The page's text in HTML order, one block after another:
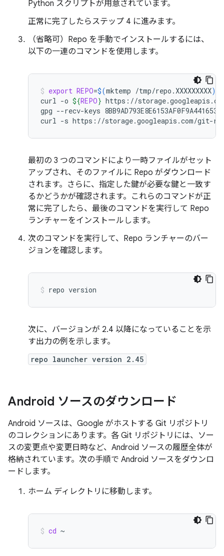
Python スクリプトが用意されています。
正常に完了したらステップ 4 に進みます。
（省略可）Repo を手動でインストールするには、
以下の一連のコマンドを使用します。
export REPO=$(mktemp /tmp/repo.XXXXXXXXX)
curl -o ${REPO} https://
gpg --recv-keys
curl -s https://storage.googleapis.com/git-
最初の 3 つのコマンドにより一時ファイルがセット
アップされ、そのファイルに Repo がダウンロード
されます。さらに、指定した鍵が必要な鍵と一致す
るかどうかが確認されます。これらのコマンドが正
常に完了したら、最後のコマンドを実行して Repo
ランチャーをインストールします。
次のコマンドを実行して、Repo ランチャーのバー
ジョンを確認します。
repo version
次に、バージョンが 2.4 以降になっていることを示
す出力の例を示します。
repo launcher version 2.45
Android ソースのダウンロード
Android ソースは、Google がホストする Git リポジトリ
のコレクションにあります。各 Git リポジトリには、ソー
スの変更点や変更日時など、Android ソースの履歴全体が
格納されています。次の手順で Android ソースをダウンロ
ードします。
ホーム ディレクトリに移動します。
cd ~